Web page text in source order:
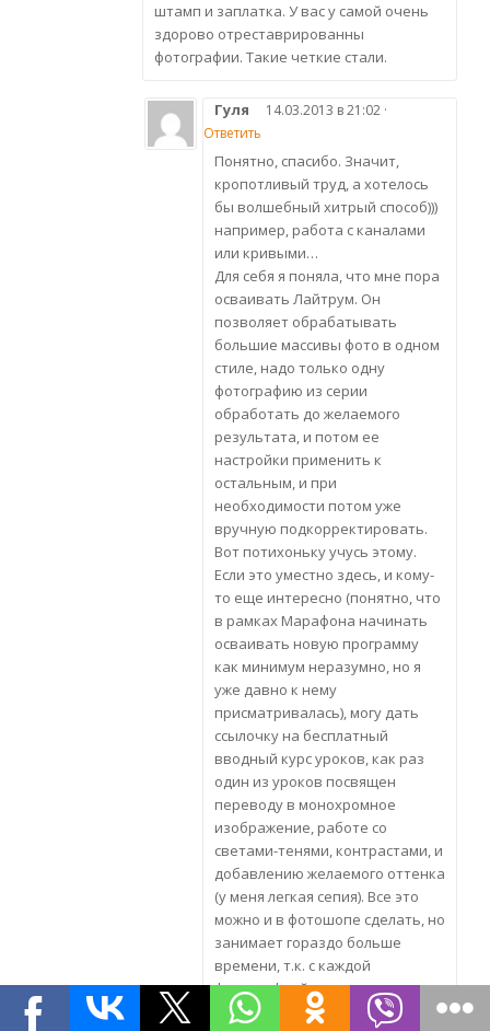
штамп и заплатка. У вас у самой очень
здорово отреставрированны
фотографии. Такие четкие стали.
Гуля
14.03.2013 в 21:02 ·
Ответить
Понятно, спасибо. Значит,
кропотливый труд, а хотелось
бы волшебный хитрый способ)))
например, работа с каналами
или кривыми…
Для себя я поняла, что мне пора
осваивать Лайтрум. Он
позволяет обрабатывать
большие массивы фото в одном
стиле, надо только одну
фотографию из серии
обработать до желаемого
результата, и потом ее
настройки применить к
остальным, и при
необходимости потом уже
вручную подкорректировать.
Вот потихоньку учусь этому.
Если это уместно здесь, и кому-
то еще интересно (понятно, что
в рамках Марафона начинать
осваивать новую программу
как минимум неразумно, но я
уже давно к нему
присматривалась), могу дать
ссылочку на бесплатный
вводный курс уроков, как раз
один из уроков посвящен
переводу в монохромное
изображение, работе со
светами-тенями, контрастами, и
добавлению желаемого оттенка
(у меня легкая сепия). Все это
можно и в фотошопе сделать, но
занимает гораздо больше
времени, т.к. с каждой
фотографией надо проделать
весь цикл действий заново.